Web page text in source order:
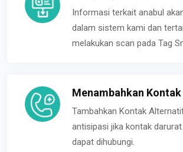
Informasi terkait anabul
dalam sistem kami dan
melakukan scan pada Tag
Menambahkan
Tambahkan Kontak
antisipasi jika kontak
dapat dihubungi.